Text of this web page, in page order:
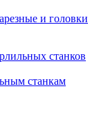
и головки
станков
станкам